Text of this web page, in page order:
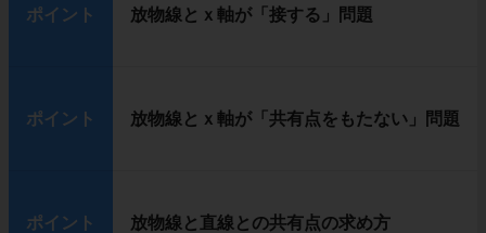
ポイント 放物線とｘ軸が「接する」問題
ポイント 放物線とｘ軸が「共有点をもたない」問題
ポイント 放物線と直線との共有点の求め方